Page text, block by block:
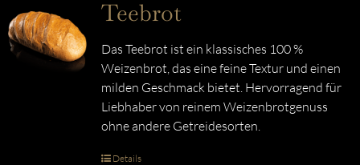
Teebrot
Das Teebrot ist ein klassisches 100 %
Weizenbrot, das eine feine Textur und einen
milden Geschmack bietet. Hervorragend für
Liebhaber von reinem Weizenbrotgenuss
ohne andere Getreidesorten.
Details